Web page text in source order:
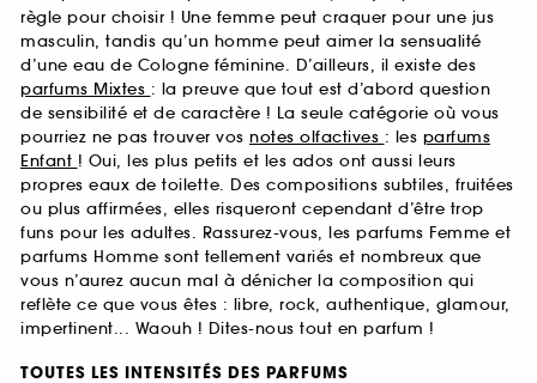
règle pour choisir ! Une femme peut craquer pour une jus
masculin, tandis qu’un homme peut aimer la sensualité
d’une eau de Cologne féminine. D’ailleurs, il existe des
parfums Mixtes : la preuve que tout est d’abord question
de sensibilité et de caractère ! La seule catégorie où vous
pourriez ne pas trouver vos notes olfactives : les parfums
Enfant ! Oui, les plus petits et les ados ont aussi leurs
propres eaux de toilette. Des compositions subtiles, fruitées
ou plus affirmées, elles risqueront cependant d’être trop
funs pour les adultes. Rassurez-vous, les parfums Femme et
parfums Homme sont tellement variés et nombreux que
vous n’aurez aucun mal à dénicher la composition qui
reflète ce que vous êtes : libre, rock, authentique, glamour,
impertinent... Waouh ! Dites-nous tout en parfum !
TOUTES LES INTENSITÉS DES PARFUMS